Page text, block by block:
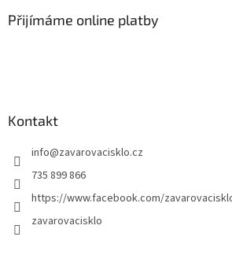
Přijímáme online platby
Kontakt
info@zavarovacisklo.cz
735 899 866
https://www.facebook.com/
zavarovacisklo